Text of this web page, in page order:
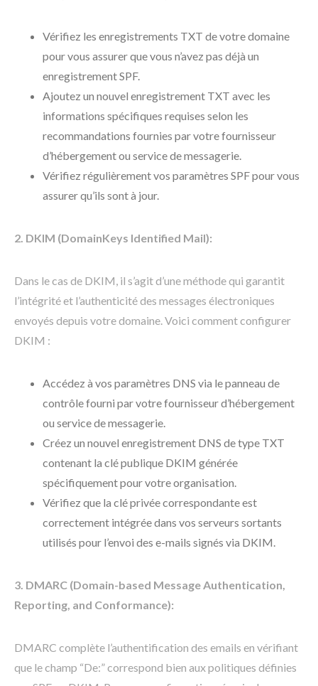
Vérifiez les enregistrements TXT de votre domaine
pour vous assurer que vous n’avez pas déjà un
enregistrement SPF.
Ajoutez un nouvel enregistrement TXT avec les
informations spécifiques requises selon les
recommandations fournies par votre fournisseur
d’hébergement ou service de messagerie.
Vérifiez régulièrement vos paramètres SPF pour vous
assurer qu’ils sont à jour.
2. DKIM (DomainKeys Identified Mail):
Dans le cas de DKIM, il s’agit d’une méthode qui garantit
l’intégrité et l’authenticité des messages électroniques
envoyés depuis votre domaine. Voici comment configurer
DKIM :
Accédez à vos paramètres DNS via le panneau de
contrôle fourni par votre fournisseur d’hébergement
ou service de messagerie.
Créez un nouvel enregistrement DNS de type TXT
contenant la clé publique DKIM générée
spécifiquement pour votre organisation.
Vérifiez que la clé privée correspondante est
correctement intégrée dans vos serveurs sortants
utilisés pour l’envoi des e-mails signés via DKIM.
3. DMARC (Domain-based Message Authentication,
Reporting, and Conformance):
DMARC complète l’authentification des emails en vérifiant
que le champ “De:” correspond bien aux politiques définies